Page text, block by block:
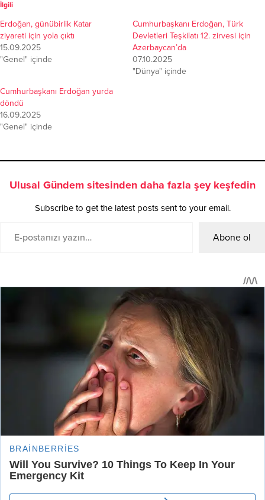
İlgili
Erdoğan, günübirlik Katar
ziyareti için yola çıktı
15.09.2025
"Genel" içinde
Cumhurbaşkanı Erdoğan, Türk
Devletleri Teşkilatı 12. zirvesi için
Azerbaycan’da
07.10.2025
"Dünya" içinde
Cumhurbaşkanı Erdoğan yurda
döndü
16.09.2025
"Genel" içinde
Ulusal Gündem sitesinden daha fazla şey keşfedin
Subscribe to get the latest posts sent to your email.
Abone ol